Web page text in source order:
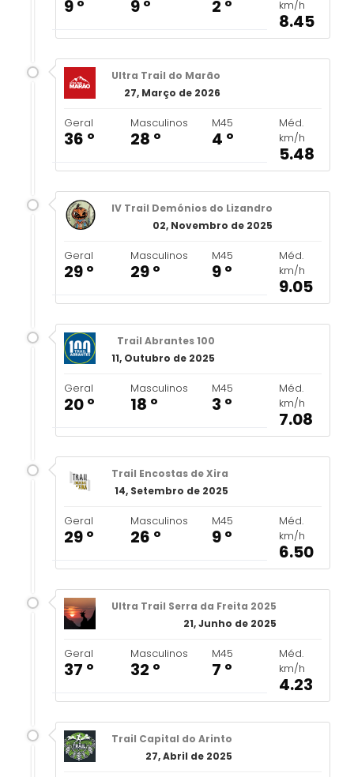
9 º 9 º 2 º
km/h
8.45
Ultra Trail do Marão
27, Março de 2026
Geral
36 º
Masculinos
28 º
M45
4 º
Méd.
km/h
5.48
IV Trail Demónios do Lizandro
02, Novembro de 2025
Geral
29 º
Masculinos
29 º
M45
9 º
Méd.
km/h
9.05
Trail Abrantes 100
11, Outubro de 2025
Geral
20 º
Masculinos
18 º
M45
3 º
Méd.
km/h
7.08
Trail Encostas de Xira
14, Setembro de 2025
Geral
29 º
Masculinos
26 º
M45
9 º
Méd.
km/h
6.50
Ultra Trail Serra da Freita 2025
21, Junho de 2025
Geral
37 º
Masculinos
32 º
M45
7 º
Méd.
km/h
4.23
Trail Capital do Arinto
27, Abril de 2025